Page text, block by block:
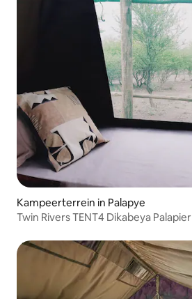
Kampeerterrein in Palapye
Twin Rivers TENT4 Dikabeya Palapier